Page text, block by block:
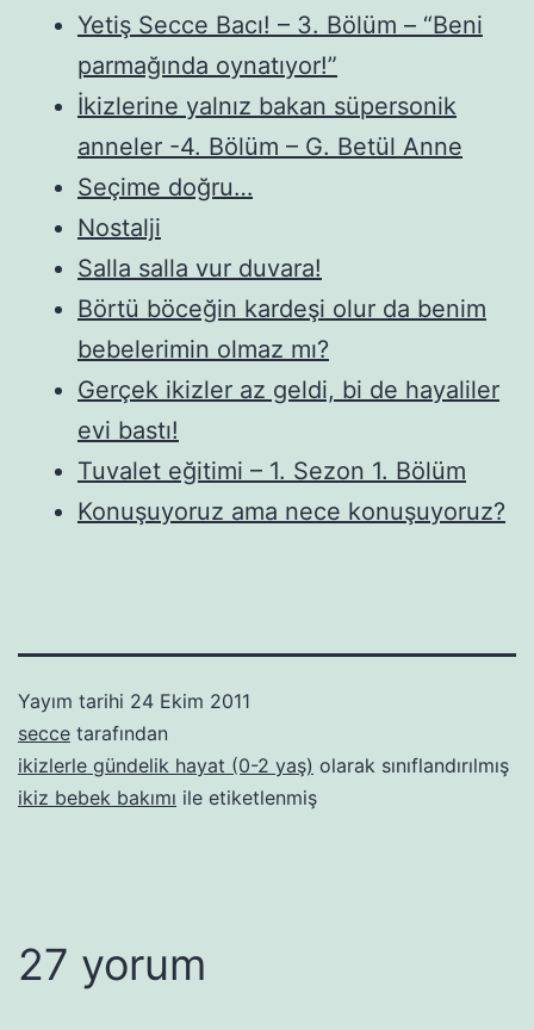
Yetiş Secce Bacı! – 3. Bölüm – “Beni
parmağında oynatıyor!”
İkizlerine yalnız bakan süpersonik
anneler -4. Bölüm – G. Betül Anne
Seçime doğru…
Nostalji
Salla salla vur duvara!
Börtü böceğin kardeşi olur da benim
bebelerimin olmaz mı?
Gerçek ikizler az geldi, bi de hayaliler
evi bastı!
Tuvalet eğitimi – 1. Sezon 1. Bölüm
Konuşuyoruz ama nece konuşuyoruz?
Yayım tarihi 24 Ekim 2011
secce tarafından
ikizlerle gündelik hayat (0-2 yaş) olarak sınıflandırılmış
ikiz bebek bakımı ile etiketlenmiş
27 yorum